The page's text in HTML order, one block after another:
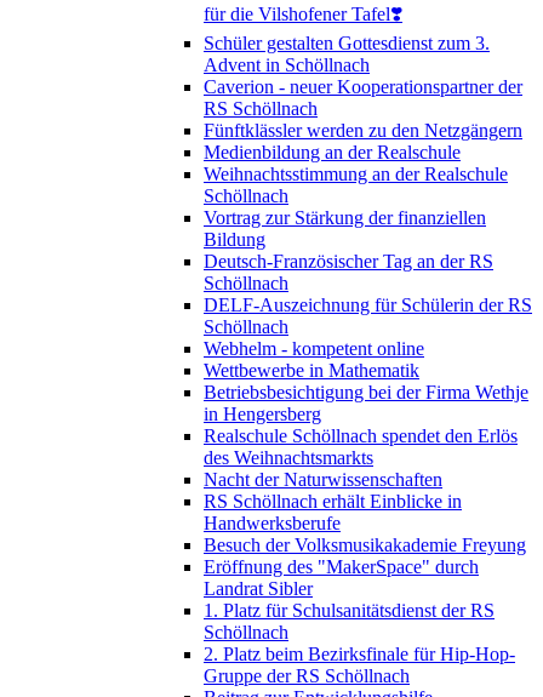
für die Vilshofener Tafel❣️
Schüler gestalten Gottesdienst zum 3.
Advent in Schöllnach
Caverion - neuer Kooperationspartner der
RS Schöllnach
Fünftklässler werden zu den Netzgängern
Medienbildung an der Realschule
Weihnachtsstimmung an der Realschule
Schöllnach
Vortrag zur Stärkung der finanziellen
Bildung
Deutsch-Französischer Tag an der RS
Schöllnach
DELF-Auszeichnung für Schülerin der RS
Schöllnach
Webhelm - kompetent online
Wettbewerbe in Mathematik
Betriebsbesichtigung bei der Firma Wethje
in Hengersberg
Realschule Schöllnach spendet den Erlös
des Weihnachtsmarkts
Nacht der Naturwissenschaften
RS Schöllnach erhält Einblicke in
Handwerksberufe
Besuch der Volksmusikakademie Freyung
Eröffnung des "MakerSpace" durch
Landrat Sibler
1. Platz für Schulsanitätsdienst der RS
Schöllnach
2. Platz beim Bezirksfinale für Hip-Hop-
Gruppe der RS Schöllnach